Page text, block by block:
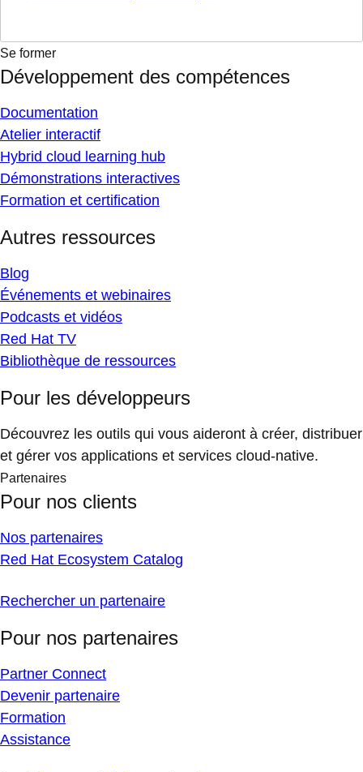
Se former
Développement des compétences
Documentation
Atelier interactif
Hybrid cloud learning hub
Démonstrations interactives
Formation et certification
Autres ressources
Blog
Événements et webinaires
Podcasts et vidéos
Red Hat TV
Bibliothèque de ressources
Pour les développeurs
Découvrez les outils qui vous aideront à créer, distribuer
et gérer vos applications et services cloud-native.
Partenaires
Pour nos clients
Nos partenaires
Red Hat Ecosystem Catalog
Rechercher un partenaire
Pour nos partenaires
Partner Connect
Devenir partenaire
Formation
Assistance